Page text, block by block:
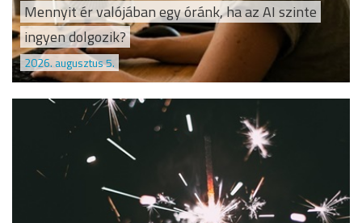
Mennyit ér valójában egy óránk, ha az AI szinte
ingyen dolgozik?
2026. augusztus 5.